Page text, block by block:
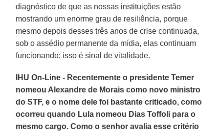
diagnóstico de que as nossas instituições estão
mostrando um enorme grau de resiliência, porque
mesmo depois desses três anos de crise continuada,
sob o assédio permanente da mídia, elas continuam
funcionando; isso é sinal de vitalidade.
IHU On-Line - Recentemente o presidente Temer
nomeou Alexandre de Morais como novo ministro
do STF, e o nome dele foi bastante criticado, como
ocorreu quando Lula nomeou Dias Toffoli para o
mesmo cargo. Como o senhor avalia esse critério